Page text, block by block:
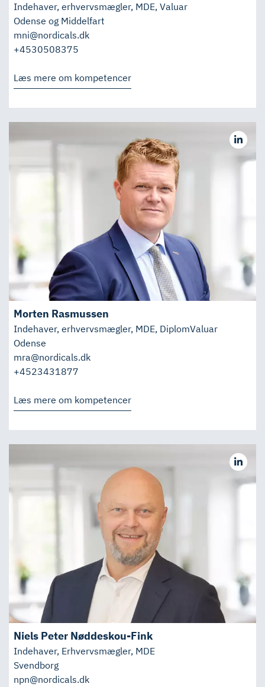
Indehaver, erhvervsmægler, MDE, Valuar
Odense og Middelfart
mni@nordicals.dk
+4530508375
Læs mere om kompetencer
Morten Rasmussen
Indehaver, erhvervsmægler, MDE, DiplomValuar
Odense
mra@nordicals.dk
+4523431877
Læs mere om kompetencer
Niels Peter Nøddeskou-Fink
Indehaver, Erhvervsmægler, MDE
Svendborg
npn@nordicals.dk